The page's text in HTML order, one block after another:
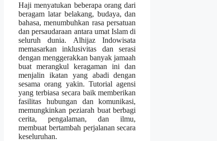
Haji menyatukan beberapa orang dari
beragam latar belakang, budaya, dan
bahasa, menumbuhkan rasa persatuan
dan persaudaraan antara umat Islam di
seluruh dunia. Alhijaz Indowisata
memasarkan inklusivitas dan serasi
dengan menggerakkan banyak jamaah
buat merangkul keragaman ini dan
menjalin ikatan yang abadi dengan
sesama orang yakin. Tutorial agensi
yang terbiasa secara baik memberikan
fasilitas hubungan dan komunikasi,
memungkinkan peziarah buat berbagi
cerita, pengalaman, dan ilmu,
membuat bertambah perjalanan secara
keseluruhan.